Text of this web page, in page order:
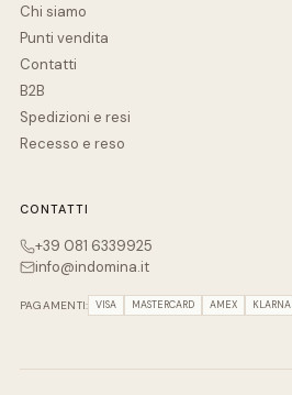
Chi siamo
Punti vendita
Contatti
B2B
Spedizioni e resi
Recesso e reso
CONTATTI
+39 081 6339925
info@indomina.it
PAGAMENTI: VISA MASTERCARD AMEX KLARNA